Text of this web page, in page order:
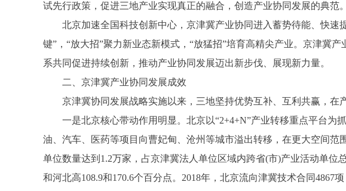
试先行政策，促进三地产业实现真正的融合，创造产业协同发展的典范。
北京加速全国科技创新中心，京津冀产业协同进入蓄势待能、快速
键”，“放大招”聚力新业态新模式，“放猛招”培育高精尖产业。京津冀
系共同促进持续创新，推动产业协同发展迈出新步伐、展现新力量。
二、京津冀产业协同发展成效
京津冀协同发展战略实施以来，三地坚持优势互补、互利共赢，在产
一是北京核心带动作用明显。北京以“2+4+N”产业转移重点平台为
油、汽车、医药等项目向曹妃甸、沧州等城市溢出转移，在更大空间
单位数量达到1.2万家，占京津冀法人单位区域内跨省(市)产业活动单位
和河北高108.9和170.6个百分点。2018年，北京流向津冀技术合同4867